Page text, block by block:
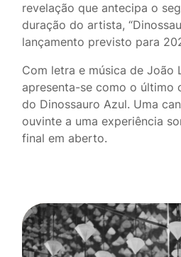
revelação que antecipa o
duração do artista,
lançamento previsto para
Com letra e música de João
apresenta-se como o último
do Dinossauro Azul. Uma
ouvinte a uma experiência
final em aberto.